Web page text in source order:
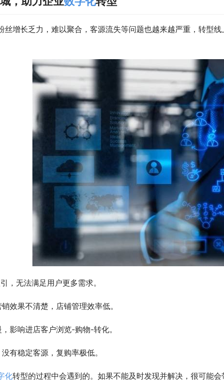
丝增长乏力，难以聚合，客源流失等问题也越来越严重，转型
，无法满足用户更多需求。
效果不清楚，店铺管理效率低。
影响进店客户浏览-购物-转化。
有稳定客源，复购率极低。
化转型的过程中会遇到的。如果不能及时发现并解决，很可能会